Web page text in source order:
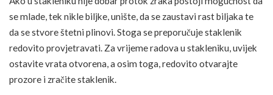
se mlade, tek nikle biljke, unište, da se zaustavi rast biljaka te
da se stvore štetni plinovi. Stoga se preporučuje staklenik
redovito provjetravati. Za vrijeme radova u stakleniku, uvijek
ostavite vrata otvorena, a osim toga, redovito otvarajte
prozore i zračite staklenik.